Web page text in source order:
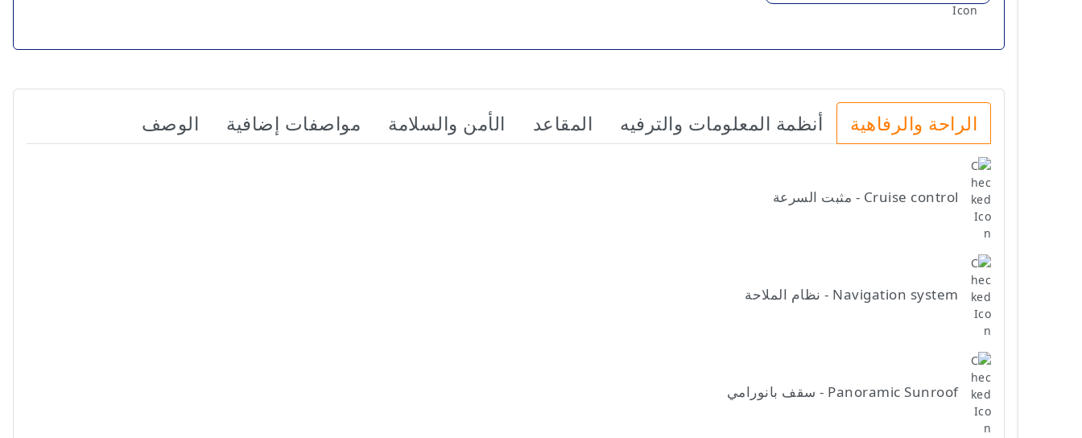
الراحة والرفاهية أنظمة المعلومات والترفيه المقاعد الأمن والسلامة مواصفات إضافية الوصف
Cruise control - مثبت السرعة
Navigation system - نظام الملاحة
Panoramic Sunroof - سقف بانورامي